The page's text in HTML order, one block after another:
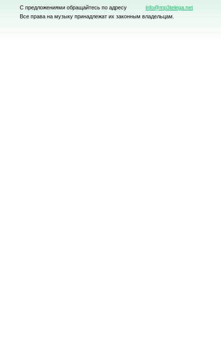
С предложениями обращайтесь по адресу
info@mp3telega.net
Все права на музыку принадлежат их законным владельцам.